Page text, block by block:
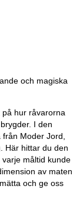
och magiska
hur råvarorna
I den
Moder Jord,
Här hittar du den
måltid kunde
av maten
och ge oss